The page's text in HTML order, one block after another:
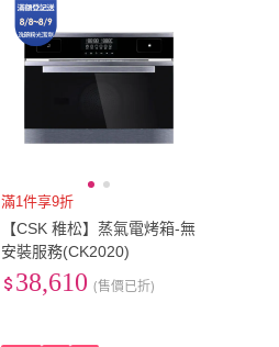
滿1件享9折
【CSK 稚松】蒸氣電烤箱-無
安裝服務(CK2020)
38,610 (售價已折)